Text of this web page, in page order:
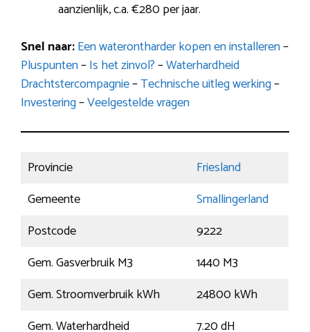
aanzienlijk, c.a. €280 per jaar.
Snel naar:Een waterontharder kopen en installeren–
Pluspunten–Is het zinvol?–Waterhardheid
Drachtstercompagnie–Technische uitleg werking–
Investering–Veelgestelde vragen
Provincie
Friesland
Gemeente
Smallingerland
Postcode
9222
Gem. Gasverbruik M3
1440 M3
Gem. Stroomverbruik kWh
24800 kWh
Gem. Waterhardheid
7.20 dH